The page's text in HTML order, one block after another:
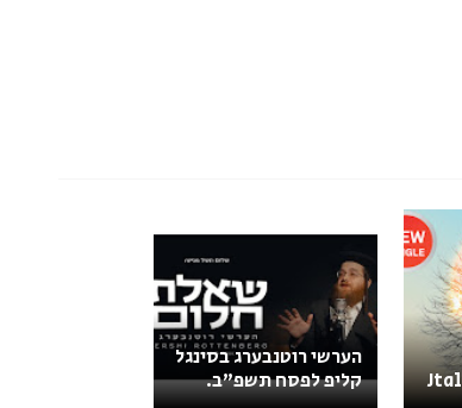
הערשי רוטנבערג בסינגל
קליפ לפסח תשפ"ב.